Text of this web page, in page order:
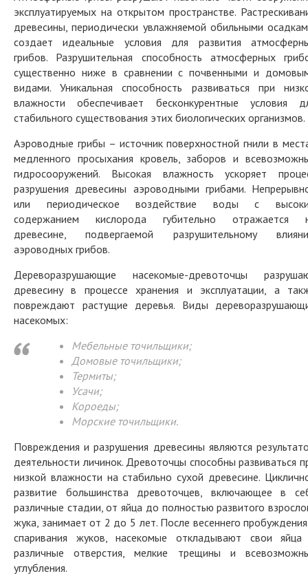
эксплуатируемых на открытом пространстве.
древесины, периодически увлажняемой обильными
создает идеальные условия для развития
грибов. Разрушительная способность атмосферных
существенно ниже в сравнении с почвенными и
видами. Уникальная способность развиваться при
влажности обеспечивает бесконкурентные условия
стабильного существования этих биологических организмов.
Аэроводные грибы – источник поверхностной гнили в
медленного просыхания кровель, заборов и
гидросооружений. Высокая влажность ускоряет
разрушения древесины аэроводными грибами.
или периодическое воздействие воды с
содержанием кислорода губительно отражается
древесине, подвергаемой разрушительному
аэроводных грибов.
Дереворазрушающие насекомые-древоточцы
древесину в процессе хранения и эксплуатации, а
повреждают растущие деревья. Виды
насекомых:
Мебельные точильщики;
Домовые точильщики;
Термиты;
Усачи;
Короеды;
Морские точильщики.
Повреждения и разрушения древесины являются
деятельности личинок. Древоточцы способны развиваться
низкой влажности на стабильно сухой древесине.
развитие большинства древоточцев, включающее в
различные стадии, от яйца до полностью развитого
жука, занимает от 2 до 5 лет. После весеннего
спаривания жуков, насекомые откладывают свои
различные отверстия, мелкие трещины и
углубления.